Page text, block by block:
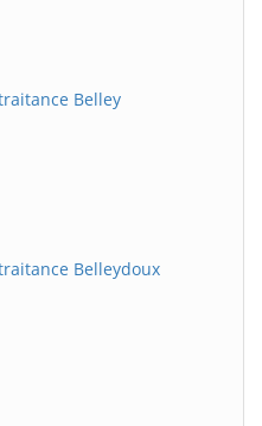
Belley
Belleydoux